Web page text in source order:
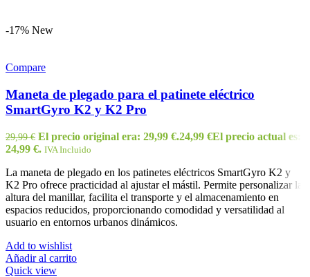
-17% New
Compare
Maneta de plegado para el patinete eléctrico
SmartGyro K2 y K2 Pro
29,99€ El precio original era: 29,99 €.24,99 €El precio actual es:
24,99 €. IVA Incluido
La maneta de plegado en los patinetes eléctricos SmartGyro K2 y
K2 Pro ofrece practicidad al ajustar el mástil. Permite personalizar la
altura del manillar, facilita el transporte y el almacenamiento en
espacios reducidos, proporcionando comodidad y versatilidad al
usuario en entornos urbanos dinámicos.
Add to wishlist
Añadir al carrito
Quick view